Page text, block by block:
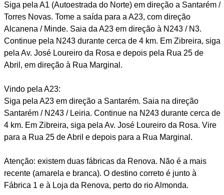
Siga pela A1 (Autoestrada do Norte) em direção a Santarém /
Torres Novas. Tome a saída para a A23, com direção
Alcanena / Minde. Saia da A23 em direção à N243 / N3.
Continue pela N243 durante cerca de 4 km. Em Zibreira, siga
pela Av. José Loureiro da Rosa e depois pela Rua 25 de
Abril, em direção à Rua Marginal.
Vindo pela A23:
Siga pela A23 em direção a Santarém. Saia na direção
Santarém / N243 / Leiria. Continue na N243 durante cerca de
4 km. Em Zibreira, siga pela Av. José Loureiro da Rosa. Vire
para a Rua 25 de Abril e depois para a Rua Marginal.
Atenção: existem duas fábricas da Renova. Não é a mais
recente (amarela e branca). O destino correto é junto à
Fábrica 1 e à Loja da Renova, perto do rio Almonda.